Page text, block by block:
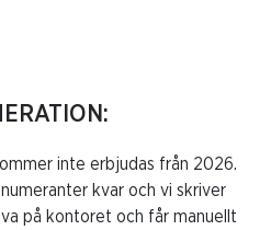
inte erbjudas från 2026.
kvar och vi skriver
på kontoret och får manuellt